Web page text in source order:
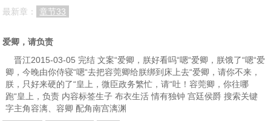
最新章：
章节33
爱卿，请负责
晋江2015-03-05 完结 文案“爱卿，朕好看吗“嗯“爱卿，朕饿了“嗯“爱
卿，今晚由你侍寝“嗯“去把容莞卿给朕绑到床上去“爱卿，请你不来，
朕，只好来硬的了“皇上，微臣政务繁忙，请“吐！容莞卿，你往哪
跑“皇上，负责 内容标签生子 布衣生活 情有独钟 宫廷侯爵 搜索关键
字主角容漓、容卿 配角南宫漓渊